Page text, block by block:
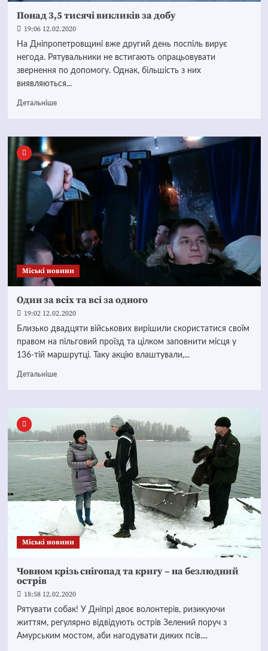
Понад 3,5 тисячі викликів за добу
19:06 12.02.2020
На Дніпропетровщині вже другий день поспіль вирує
негода. Рятувальники не встигають опрацьовувати
звернення по допомогу. Однак, більшість з них
виявляються...
Детальніше
Mіські новини
Один за всіх та всі за одного
19:02 12.02.2020
Близько двадцяти військових вирішили скористатися своїм
правом на пільговий проїзд та цілком заповнити місця у
136-тій маршрутці. Таку акцію влаштували,...
Детальніше
Mіські новини
Човном крізь снігопад та кригу – на безлюдний
острів
18:58 12.02.2020
Рятувати собак! У Дніпрі двоє волонтерів, ризикуючи
життям, регулярно відвідують острів Зелений поруч з
Амурським мостом, аби нагодувати диких псів....